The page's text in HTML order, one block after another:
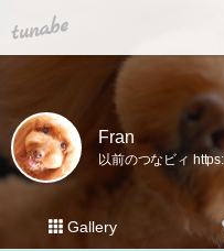
tuna.be
Fran
以前のつなビィ
Gallery